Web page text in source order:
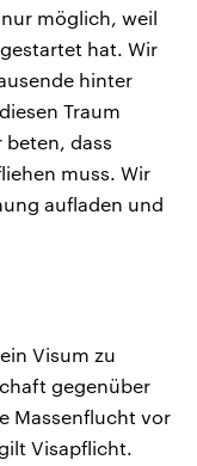
möglich, weil
hat. Wir
hinter
Traum
beten, dass
muss. Wir
aufladen und
Visum zu
gegenüber
Massenflucht vor
Visapflicht.